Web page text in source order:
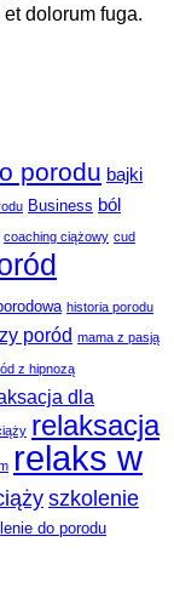
dolorum fuga.
porodu bajki
Business ból
coaching ciążowy cud
historia porodu
poród mama z pasją
z hipnozą
dla
relaksacja
relaks w
szkolenie
do porodu